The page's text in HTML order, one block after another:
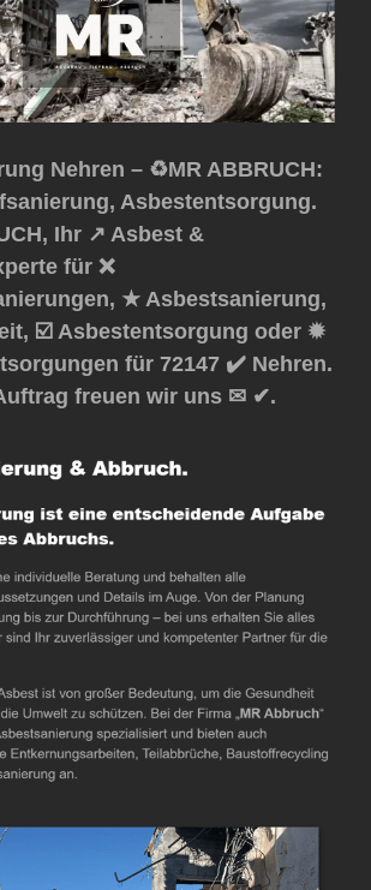
Nehren – ♻️MR ABBRUCH:
Asbestentsorgung.
Ihr ↗️ Asbest &
für ❌
★ Asbestsanierung,
☑️ Asbestentsorgung oder ✹
für 72147 ✔️ Nehren.
freuen wir uns ✉ ✔.